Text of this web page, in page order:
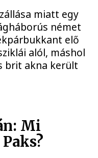
miatt egy
német
elő
alól, máshol
brit akna került
Mi